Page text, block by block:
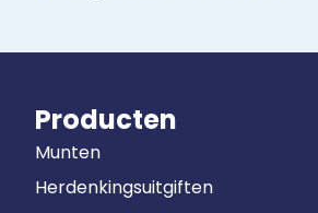
Producten
Munten
Herdenkingsuitgiften